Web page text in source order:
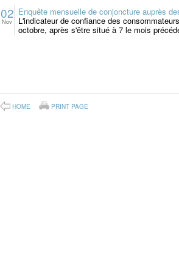
02
Nov
Enquête mensuelle de conjoncture auprès
L'indicateur de confiance des
octobre, après s'être situé à 7 le mois
HOME PRINT PAGE